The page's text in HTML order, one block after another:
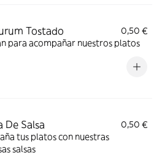
Tostado
0,50 €
para acompañar nuestros platos
De Salsa
0,50 €
tus platos con nuestras
salsas